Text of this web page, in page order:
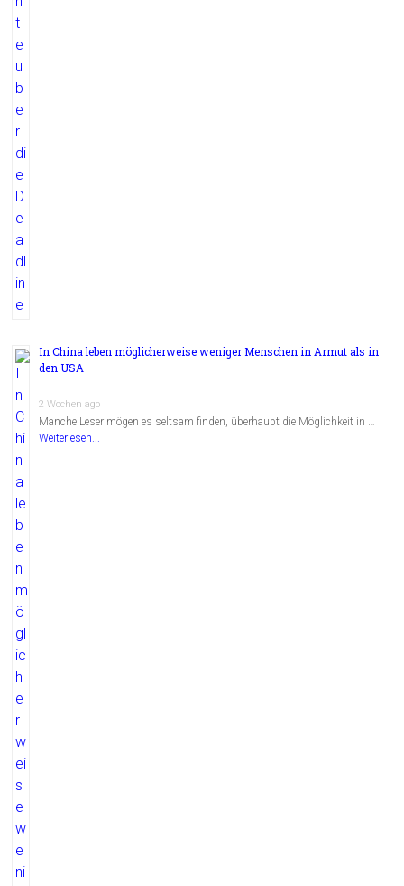
In China leben möglicherweise weniger Menschen in Armut als in
den USA
2 Wochen ago
Manche Leser mögen es seltsam finden, überhaupt die Möglichkeit in …
Weiterlesen...